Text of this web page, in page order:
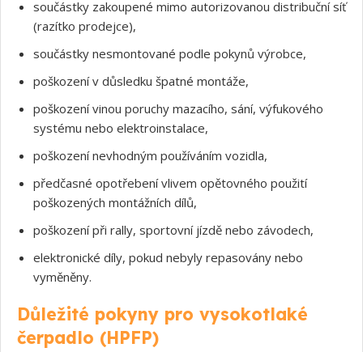
součástky zakoupené mimo autorizovanou distribuční síť
(razítko prodejce),
součástky nesmontované podle pokynů výrobce,
poškození v důsledku špatné montáže,
poškození vinou poruchy mazacího, sání, výfukového
systému nebo elektroinstalace,
poškození nevhodným používáním vozidla,
předčasné opotřebení vlivem opětovného použití
poškozených montážních dílů,
poškození při rally, sportovní jízdě nebo závodech,
elektronické díly, pokud nebyly repasovány nebo
vyměněny.
Důležité pokyny pro vysokotlaké
čerpadlo (HPFP)
Souhlasím s GDPR